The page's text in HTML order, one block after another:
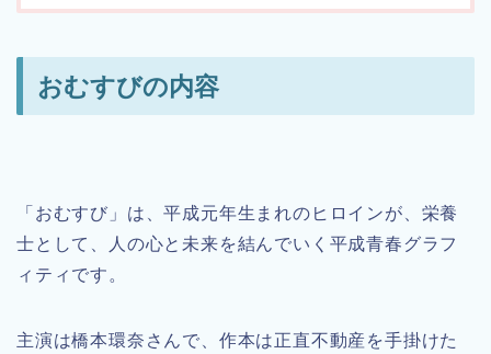
おむすびの内容
「おむすび」は、平成元年生まれのヒロインが、栄養
士として、人の心と未来を結んでいく平成青春グラフ
ィティです。
主演は橋本環奈さんで、作本は正直不動産を手掛けた